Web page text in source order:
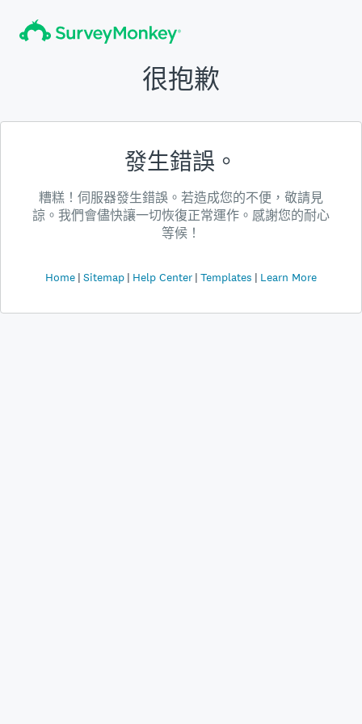
很抱歉
發生錯誤。
糟糕！伺服器發生錯誤。若造成您的不便，敬請見
諒。我們會儘快讓一切恢復正常運作。感謝您的耐心
等候！
Home Sitemap Help Center Templates Learn More